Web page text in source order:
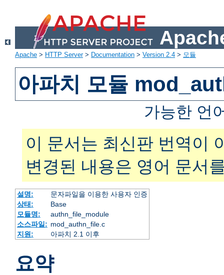
Apache > HTTP Server> Documentation > Version 2.4 > 모듈
아파치 모듈
가능한 언
이 문서는 최신판 번역이
변경된 내용은 영어 문서
설명:
문자파일을 이용한 사용자 인증
상태:
Base
모듈명:
authn_file_module
소스파일: mod_authn_file.c
지원:
아파치 2.1 이후
요약